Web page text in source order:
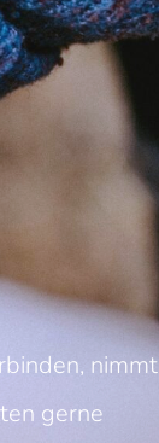
nimmt
gerne